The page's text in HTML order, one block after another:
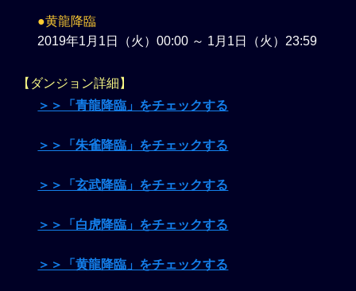
●黄龍降臨
2019年1月1日（火）00:00 ～ 1月1日（火）23:59
【ダンジョン詳細】
＞＞「青龍降臨」をチェックする
＞＞「朱雀降臨」をチェックする
＞＞「玄武降臨」をチェックする
＞＞「白虎降臨」をチェックする
＞＞「黄龍降臨」をチェックする